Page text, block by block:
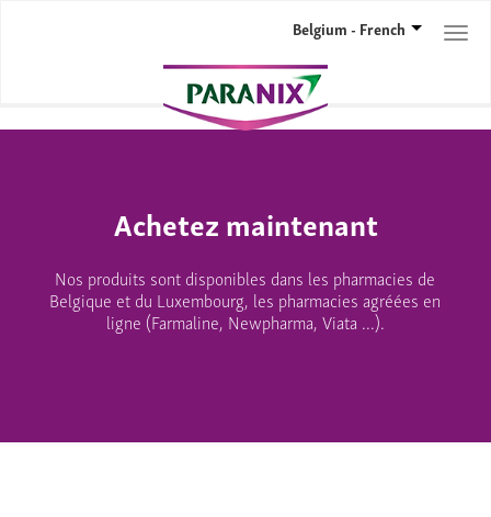
Belgium - French
Achetez maintenant
Nos produits sont disponibles dans les pharmacies de
Belgique et du Luxembourg, les pharmacies agréées en
ligne (Farmaline, Newpharma, Viata …).